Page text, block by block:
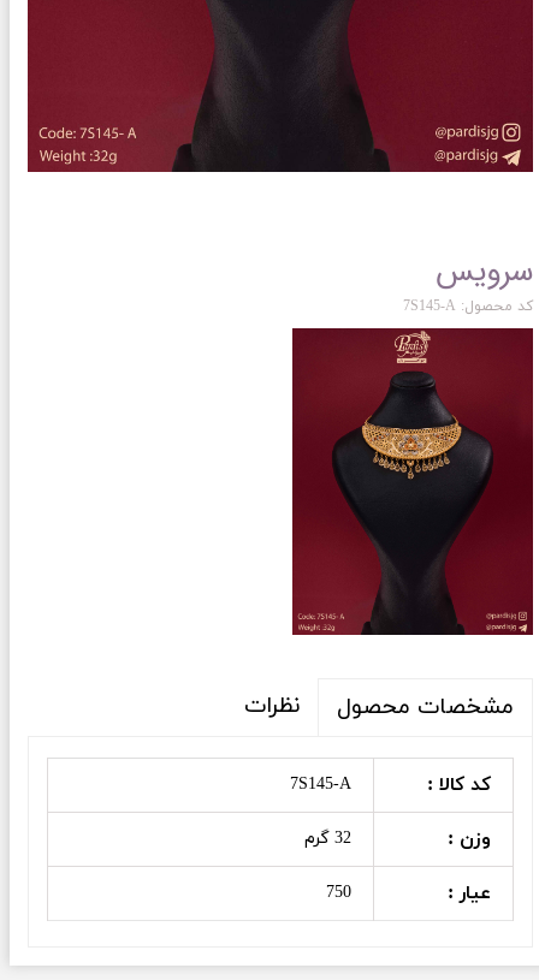
سرویس
کد محصول: 7S145-A
مشخصات محصول نظرات
کد کالا : 7S145-A
وزن : 32 گرم
عیار : 750